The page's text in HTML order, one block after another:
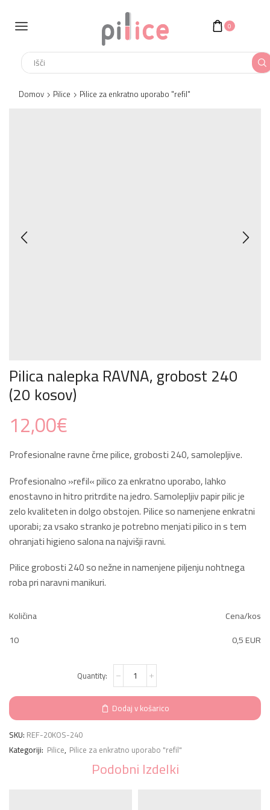
0
Domov Pilice Pilice za enkratno uporabo "refil"
Pilica nalepka RAVNA, grobost 240
(20 kosov)
12,00€
Profesionalne ravne črne pilice, grobosti 240, samolepljive.
Profesionalno »refil« pilico za enkratno uporabo, lahko
enostavno in hitro pritrdite na jedro. Samolepljiv papir pilic je
zelo kvaliteten in dolgo obstojen. Pilice so namenjene enkratni
uporabi; za vsako stranko je potrebno menjati pilico in s tem
ohranjati higieno salona na najvišji ravni.
Pilice grobosti 240 so nežne in namenjene piljenju nohtnega
roba pri naravni manikuri.
Količina
Cena/kos
10
0,5 EUR
Pilica
nalepka
RAVNA,
grobost
240
(20
količina
Dodaj v košarico
SKU: REF-20KOS-240
Kategoriji: Pilice, Pilice za enkratno uporabo "refil"
Podobni Izdelki